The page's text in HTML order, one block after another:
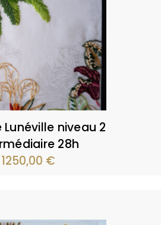
Lunéville niveau 2
28h
1250,00 €